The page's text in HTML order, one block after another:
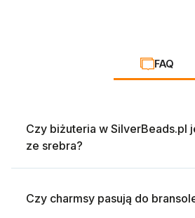
FAQ
Czy biżuteria w SilverBeads.pl
ze srebra?
Czy charmsy pasują do